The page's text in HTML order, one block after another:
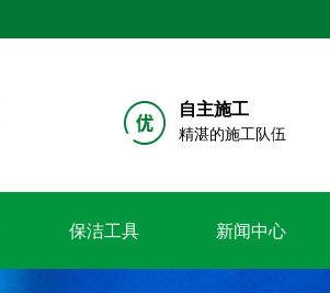
自主施工
精湛的施工队伍
保洁工具 新闻中心